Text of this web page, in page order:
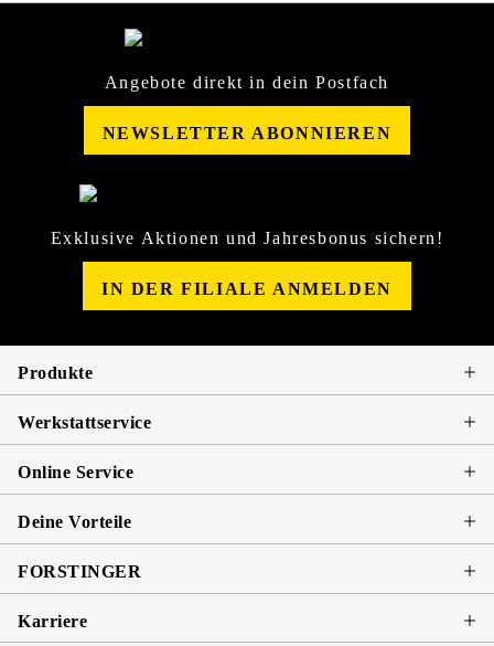
Angebote direkt in dein Postfach
NEWSLETTER ABONNIEREN
Exklusive Aktionen und Jahresbonus sichern!
IN DER FILIALE ANMELDEN
Produkte
Werkstattservice
Online Service
Deine Vorteile
FORSTINGER
Karriere